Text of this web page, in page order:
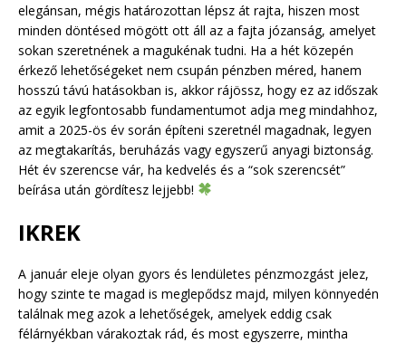
elegánsan, mégis határozottan lépsz át rajta, hiszen most
minden döntésed mögött ott áll az a fajta józanság, amelyet
sokan szeretnének a magukénak tudni. Ha a hét közepén
érkező lehetőségeket nem csupán pénzben méred, hanem
hosszú távú hatásokban is, akkor rájössz, hogy ez az időszak
az egyik legfontosabb fundamentumot adja meg mindahhoz,
amit a 2025-ös év során építeni szeretnél magadnak, legyen
az megtakarítás, beruházás vagy egyszerű anyagi biztonság.
Hét év szerencse vár, ha kedvelés és a “sok szerencsét”
beírása után gördítesz lejjebb!
IKREK
A január eleje olyan gyors és lendületes pénzmozgást jelez,
hogy szinte te magad is meglepődsz majd, milyen könnyedén
találnak meg azok a lehetőségek, amelyek eddig csak
félárnyékban várakoztak rád, és most egyszerre, mintha